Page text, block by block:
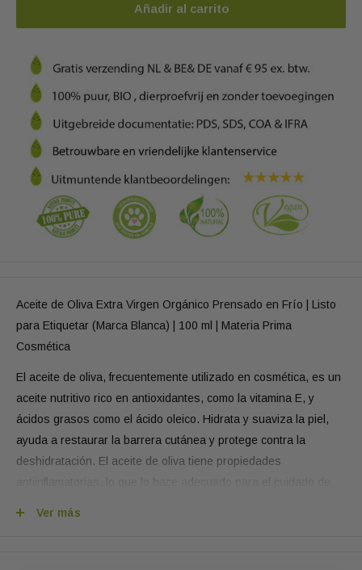
Añadir al carrito
Aceite de Oliva Extra Virgen Orgánico Prensado en Frío | Listo
para Etiquetar (Marca Blanca) | 100 ml | Materia Prima
Cosmética
El aceite de oliva, frecuentemente utilizado en cosmética, es un
aceite nutritivo rico en antioxidantes, como la vitamina E, y
ácidos grasos como el ácido oleico. Hidrata y suaviza la piel,
ayuda a restaurar la barrera cutánea y protege contra la
deshidratación. El aceite de oliva tiene propiedades
Ver más